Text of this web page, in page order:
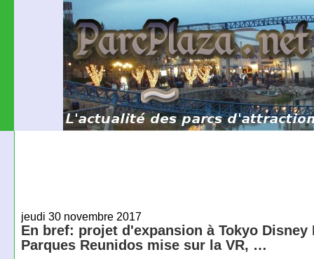
jeudi 30 novembre 2017
En bref: projet d'expansion à Tokyo Disney
Parques Reunidos mise sur la VR, …